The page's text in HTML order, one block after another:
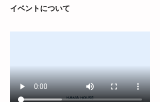
イベントについて